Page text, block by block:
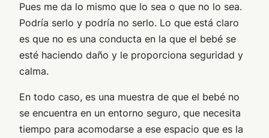
Pues me da lo mismo que lo sea o que no lo sea.
Podría serlo y podría no serlo. Lo que está claro
es que no es una conducta en la que el bebé se
esté haciendo daño y le proporciona seguridad y
calma.
En todo caso, es una muestra de que el bebé no
se encuentra en un entorno seguro, que necesita
tiempo para acomodarse a ese espacio que es la